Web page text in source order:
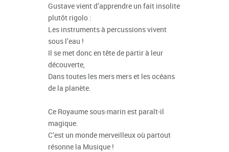
Gustave vient d’apprendre un fait insolite
plutôt rigolo :
Les instruments à percussions vivent
sous l’eau !
Il se met donc en tête de partir à leur
découverte,
Dans toutes les mers mers et les océans
de la planète.
Ce Royaume sous-marin est paraît-il
magique.
C’est un monde merveilleux où partout
résonne la Musique !